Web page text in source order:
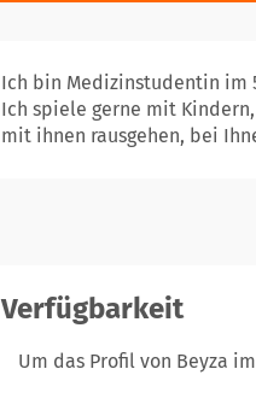
Ich bin Medizinstudentin im
Ich spiele gerne mit
mit ihnen rausgehen, bei
Verfügbarkeit
Um das Profil von Beyza